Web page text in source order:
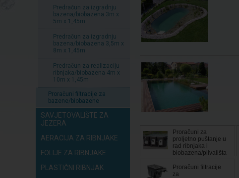
Predračun za izgradnju
bazena/biobazena 3m x
5m x 1,45m
Predračun za izgradnju
bazena/biobazena 3,5m x
8m x 1,45m
Predračun za realizaciju
ribnjaka/biobazena 4m x
10m x 1,45m
Proračuni filtracije za
bazene/biobazene
SAVJETOVALIŠTE ZA
JEZERA
AERACIJA ZA RIBNJAKE
FOLIJE ZA RIBNJAKE
PLASTIČNI RIBNJAK
Proračuni za
proljetno puštanje u
rad ribnjaka i
biobazena/plivališta
Proračuni filtracije
za